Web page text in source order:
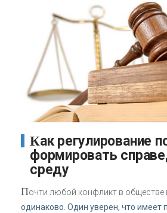
Как регулирование помогает
формировать
среду
Почти любой конфликт в обществе
одинаково. Один уверен, что имеет